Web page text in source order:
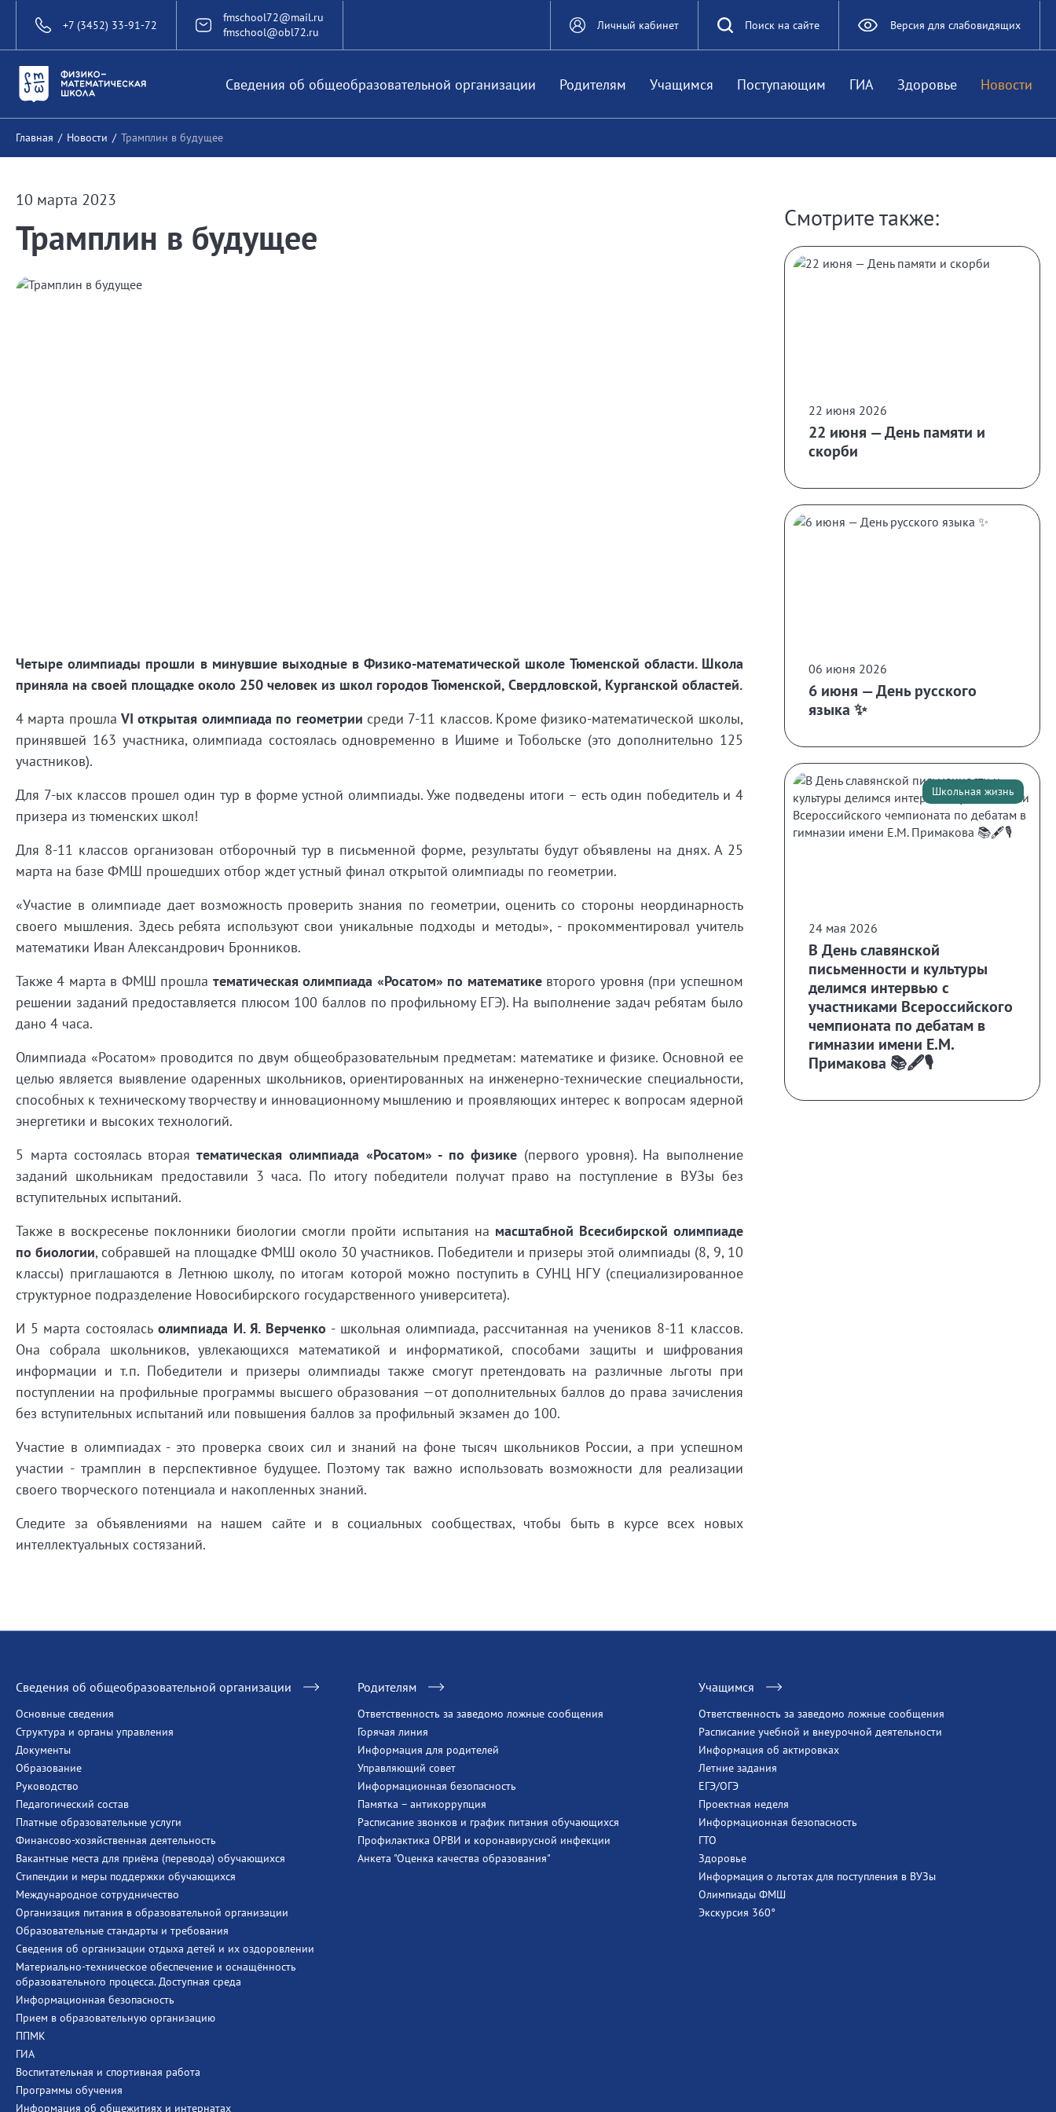
+7 (3452) 33-91-72
fmschool72@mail.ru
fmschool@obl72.ru
Личный кабинет Поиск на сайте Версия для слабовидящих
Сведения об общеобразовательной организации Родителям Учащимся Поступающим ГИА Здоровье Новости
Главная / Новости / Трамплин в будущее
10 марта 2023
Трамплин в будущее
Четыре олимпиады прошли в минувшие выходные в Физико-математической школе Тюменской области. Школа
приняла на своей площадке около 250 человек из школ городов Тюменской, Свердловской, Курганской областей.
4 марта прошлаVI открытая олимпиада по геометрии среди 7-11 классов. Кроме физико-математической школы,
принявшей 163 участника, олимпиада состоялась одновременно в Ишиме и Тобольске (это дополнительно 125
участников).
Для 7-ых классов прошел один тур в форме устной олимпиады. Уже подведены итоги – есть один победитель и 4
призера из тюменских школ!
Для 8-11 классов организован отборочный тур в письменной форме, результаты будут объявлены на днях. А 25
марта на базе ФМШ прошедших отбор ждет устный финал открытой олимпиады по геометрии.
«Участие в олимпиаде дает возможность проверить знания по геометрии, оценить со стороны неординарность
своего мышления. Здесь ребята используют свои уникальные подходы и методы», - прокомментировал учитель
математики Иван Александрович Бронников.
Также 4 марта в ФМШ прошла тематическая олимпиада «Росатом» по математикевторого уровня (при успешном
решении заданий предоставляется плюсом 100 баллов по профильному ЕГЭ). На выполнение задач ребятам было
дано 4 часа.
Олимпиада «Росатом» проводится по двум общеобразовательным предметам: математике и физике. Основной ее
целью является выявление одаренных школьников, ориентированных на инженерно-технические специальности,
способных к техническому творчеству и инновационному мышлению и проявляющих интерес к вопросам ядерной
энергетики и высоких технологий.
5 марта состоялась втораятематическая олимпиада «Росатом» - по физике (первого уровня). На выполнение
заданий школьникам предоставили 3 часа. По итогу победители получат право на поступление в ВУЗы без
вступительных испытаний.
Также в воскресенье поклонники биологии смогли пройти испытания на масштабной Всесибирской олимпиаде
по биологии, собравшей на площадке ФМШ около 30 участников. Победители и призеры этой олимпиады (8, 9, 10
классы) приглашаются в Летнюю школу, по итогам которой можно поступить в СУНЦ НГУ (специализированное
структурное подразделение Новосибирского государственного университета).
И 5 марта состоялась олимпиада И. Я. Верченко - школьная олимпиада, рассчитанная на учеников 8-11 классов.
Она собрала школьников, увлекающихся математикой и информатикой, способами защиты и шифрования
информации и т.п. Победители и призеры олимпиады также смогут претендовать на различные льготы при
поступлении на профильные программы высшего образования —от дополнительных баллов до права зачисления
без вступительных испытаний или повышения баллов за профильный экзамен до 100.
Участие в олимпиадах - это проверка своих сил и знаний на фоне тысяч школьников России, а при успешном
участии - трамплин в перспективное будущее. Поэтому так важно использовать возможности для реализации
своего творческого потенциала и накопленных знаний.
Следите за объявлениями на нашем сайте и в социальных сообществах, чтобы быть в курсе всех новых
интеллектуальных состязаний.
Смотрите также:
22 июня 2026
22 июня — День памяти и
скорби
06 июня 2026
6 июня — День русского
языка ✨
Школьная жизнь
24 мая 2026
В День славянской
письменности и культуры
делимся интервью с
участниками Всероссийского
чемпионата по дебатам в
гимназии имени Е.М.
Примакова 📚🖋️🎙️
Сведения об общеобразовательной организации
Основные сведения
Структура и органы управления
Документы
Образование
Руководство
Педагогический состав
Платные образовательные услуги
Финансово-хозяйственная деятельность
Вакантные места для приёма (перевода) обучающихся
Стипендии и меры поддержки обучающихся
Международное сотрудничество
Организация питания в образовательной организации
Образовательные стандарты и требования
Сведения об организации отдыха детей и их оздоровлении
Материально-техническое обеспечение и оснащённость
образовательного процесса. Доступная среда
Информационная безопасность
Прием в образовательную организацию
ППМК
ГИА
Воспитательная и спортивная работа
Программы обучения
Информация об общежитиях и интернатах
Родителям
Ответственность за заведомо ложные сообщения
Горячая линия
Информация для родителей
Управляющий совет
Информационная безопасность
Памятка – антикоррупция
Расписание звонков и график питания обучающихся
Профилактика ОРВИ и коронавирусной инфекции
Анкета "Оценка качества образования"
Учащимся
Ответственность за заведомо ложные сообщения
Расписание учебной и внеурочной деятельности
Информация об актировках
Летние задания
ЕГЭ/ОГЭ
Проектная неделя
Информационная безопасность
ГТО
Здоровье
Информация о льготах для поступления в ВУЗы
Олимпиады ФМШ
Экскурсия 360°